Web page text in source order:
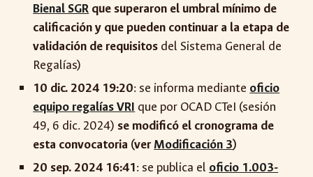
Bienal SGR que superaron el umbral mínimo de
calificación y que pueden continuar a la etapa de
validación de requisitos del Sistema General de
Regalías)
10 dic. 2024 19:20: se informa mediante oficio
equipo regalías VRI que por OCAD CTeI (sesión
49, 6 dic. 2024) se modificó el cronograma de
esta convocatoria (verModificación 3)
20 sep. 2024 16:41: se publica el oficio 1.003-